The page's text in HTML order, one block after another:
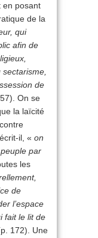
en posant
de la
qui
afin de
de
On se
la laïcité
il, « on
par
les
de
l’espace
fait le lit de
172). Une